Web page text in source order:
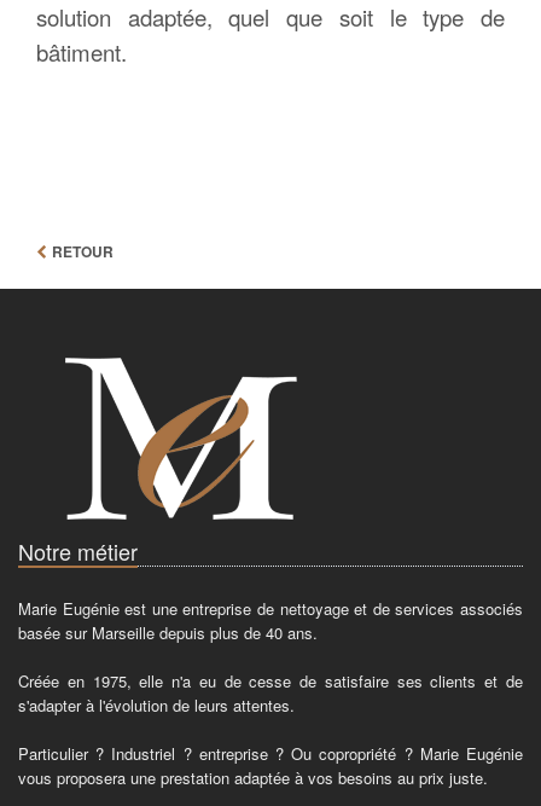
solution adaptée, quel que soit le type de
bâtiment.
RETOUR
Notre métier
Marie Eugénie est une entreprise de nettoyage et de services associés
basée sur Marseille depuis plus de 40 ans.
Créée en 1975, elle n'a eu de cesse de satisfaire ses clients et de
s'adapter à l'évolution de leurs attentes.
Particulier ? Industriel ? entreprise ? Ou copropriété ? Marie Eugénie
vous proposera une prestation adaptée à vos besoins au prix juste.